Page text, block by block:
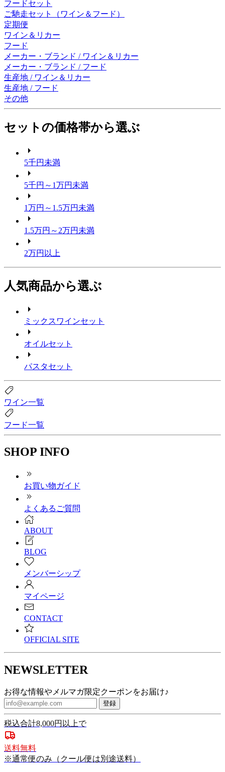
フードセット
ご馳走セット（ワイン＆フード）
定期便
ワイン＆リカー
フード
メーカー・ブランド / ワイン＆リカー
メーカー・ブランド / フード
生産地 / ワイン＆リカー
生産地 / フード
その他
セットの価格帯から選ぶ
5千円未満
5千円～1万円未満
1万円～1.5万円未満
1.5万円～2万円未満
2万円以上
人気商品から選ぶ
ミックスワインセット
オイルセット
パスタセット
ワイン一覧
フード一覧
SHOP INFO
お買い物ガイド
よくあるご質問
ABOUT
BLOG
メンバーシップ
マイページ
CONTACT
OFFICIAL SITE
NEWSLETTER
お得な情報やメルマガ限定クーポンをお届け♪
登録
税込合計8,000円以上で
送料無料
※通常便のみ（クール便は別途送料）